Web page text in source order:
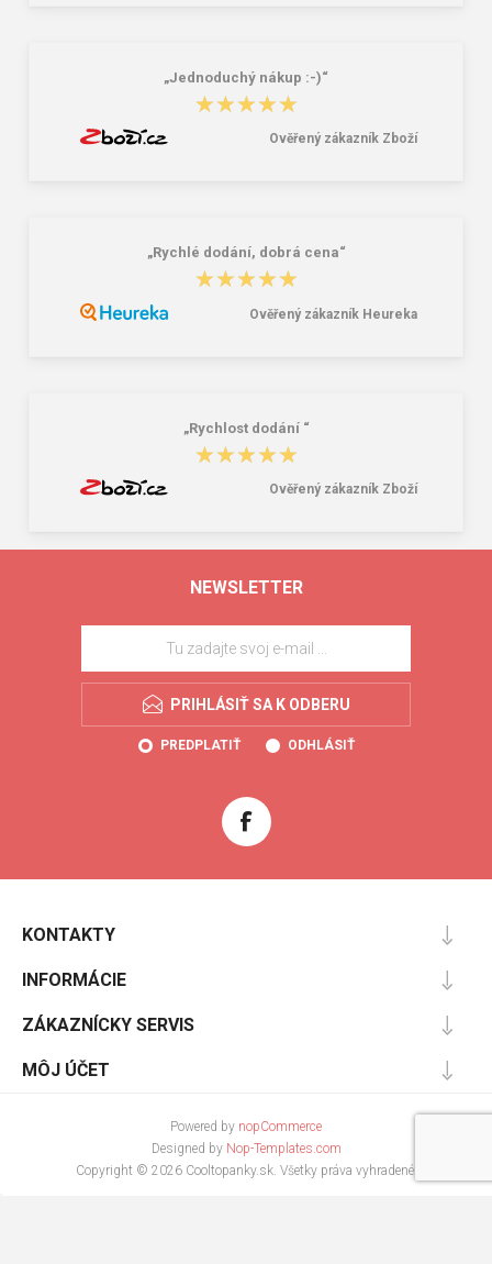
„Jednoduchý nákup :-)“
★★★★★
★★★★★
Ověřený zákazník Zboží
„Rychlé dodání, dobrá cena“
★★★★★
★★★★★
Ověřený zákazník Heureka
„Rychlost dodání “
★★★★★
★★★★★
Ověřený zákazník Zboží
NEWSLETTER
PRIHLÁSIŤ SA K ODBERU
PREDPLATIŤ ODHLÁSIŤ
KONTAKTY
INFORMÁCIE
ZÁKAZNÍCKY SERVIS
MÔJ ÚČET
Powered by nopCommerce
Designed by Nop-Templates.com
Copyright © 2026 Cooltopanky.sk. Všetky práva vyhradené.